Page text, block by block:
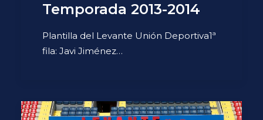
Temporada 2013-2014
Plantilla del Levante Unión Deportiva1ª
fila: Javi Jiménez…